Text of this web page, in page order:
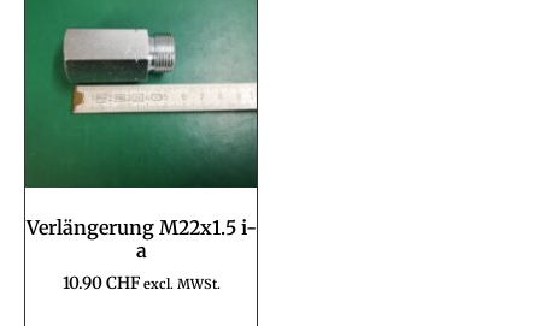
Verlängerung M22x1.5 i-
a
10.90CHF excl. MWSt.